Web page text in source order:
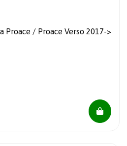
Proace / Proace Verso 2017->